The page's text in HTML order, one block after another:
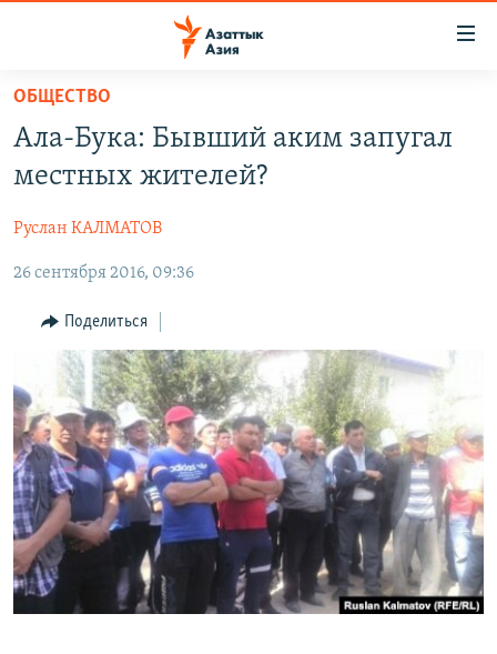
Вернуться
основному
содержанию
навигации
Вернутся
КАЗАХСТАН
УЗБЕКИСТАН
ТАДЖИКИСТАН
НОВОСТИ
НА ДРУГИХ ЯЗЫКАХ
ҚАЗАҚША
КЫРГЫЗЧА
ЎЗБЕКЧА
ТОҶИКӢ
TÜRKMENÇE
Все сайты РСЕ/РС
ОБЩЕСТВО
Ала-Бука: Бывший аким запугал
местных жителей?
Руслан КАЛМАТОВ
26 сентября 2016, 09:36
Поделиться